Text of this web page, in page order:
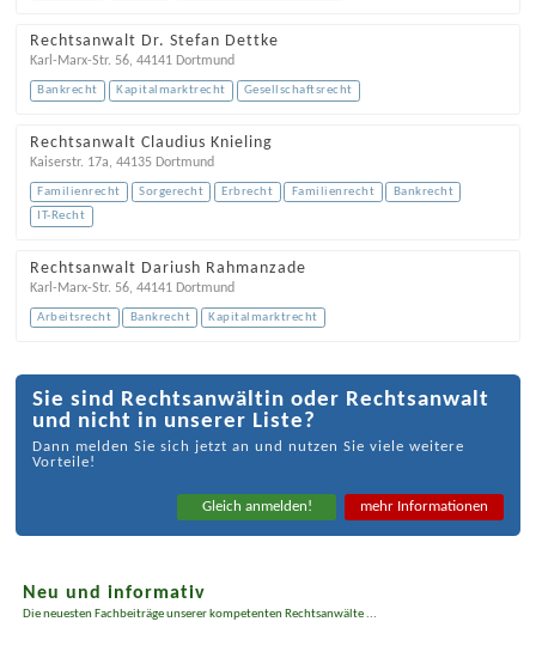
Rechtsanwalt Dr. Stefan Dettke
Karl-Marx-Str. 56, 44141 Dortmund
Bankrecht Kapitalmarktrecht Gesellschaftsrecht
Rechtsanwalt Claudius Knieling
Kaiserstr. 17a, 44135 Dortmund
Familienrecht Sorgerecht Erbrecht Familienrecht
Bankrecht
IT-Recht
Rechtsanwalt Dariush Rahmanzade
Karl-Marx-Str. 56, 44141 Dortmund
Arbeitsrecht Bankrecht Kapitalmarktrecht
Sie sind Rechtsanwältin oder Rechtsanwalt
und nicht in unserer Liste?
Dann melden Sie sich jetzt an und nutzen Sie viele weitere
Vorteile!
Gleich anmelden! mehr Informationen
Neu und informativ
Die neuesten Fachbeiträge unserer kompetenten Rechtsanwälte ...